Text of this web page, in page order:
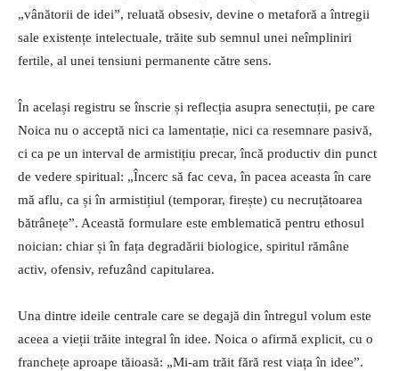
„vânătorii de idei”, reluată obsesiv, devine o metaforă a întregii
sale existențe intelectuale, trăite sub semnul unei neîmpliniri
fertile, al unei tensiuni permanente către sens.
În același registru se înscrie și reflecția asupra senectuții, pe care
Noica nu o acceptă nici ca lamentație, nici ca resemnare pasivă,
ci ca pe un interval de armistițiu precar, încă productiv din punct
de vedere spiritual: „Încerc să fac ceva, în pacea aceasta în care
mă aflu, ca și în armistițiul (temporar, firește) cu necruțătoarea
bătrânețe”. Această formulare este emblematică pentru ethosul
noician: chiar și în fața degradării biologice, spiritul rămâne
activ, ofensiv, refuzând capitularea.
Una dintre ideile centrale care se degajă din întregul volum este
aceea a vieții trăite integral în idee. Noica o afirmă explicit, cu o
franchețe aproape tăioasă: „Mi-am trăit fără rest viața în idee”.